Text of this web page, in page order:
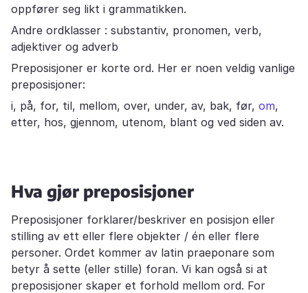
oppfører seg likt i grammatikken.
Andre ordklasser : substantiv, pronomen, verb,
adjektiver og adverb
Preposisjoner er korte ord. Her er noen veldig vanlige
preposisjoner:
i, på, for, til, mellom, over, under, av, bak, før, om,
etter, hos, gjennom, utenom, blant og ved siden av.
Hva gjør preposisjoner
Preposisjoner forklarer/beskriver en posisjon eller
stilling av ett eller flere objekter / én eller flere
personer. Ordet kommer av latin praeponare som
betyr å sette (eller stille) foran. Vi kan også si at
preposisjoner skaper et forhold mellom ord. For